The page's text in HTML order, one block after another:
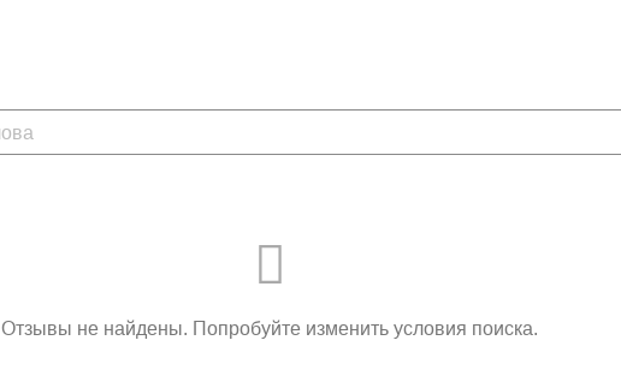
Отзывы не найдены. Попробуйте изменить условия поиска.